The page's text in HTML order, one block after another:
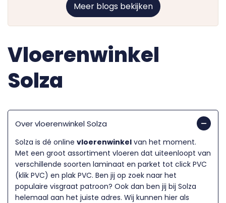
Meer blogs bekijken
Vloerenwinkel
Solza
Over vloerenwinkel Solza
Solza is dé online vloerenwinkel van het moment.
Met een groot assortiment vloeren dat uiteenloopt van
verschillende soorten laminaat en parket tot click PVC
(klik PVC) en plak PVC. Ben jij op zoek naar het
populaire visgraat patroon? Ook dan ben jij bij Solza
helemaal aan het juiste adres. Wij kunnen hier als